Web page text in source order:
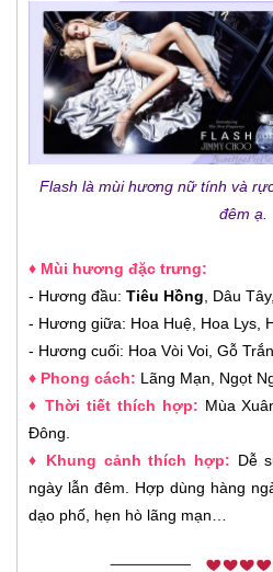
Flash là mùi hương nữ tính và
đêm ạ.
♦ Mùi hương đặc trưng:
- Hương đầu: Tiêu Hồng , Dâu
- Hương giữa: Hoa Huệ, Hoa Lys,
- Hương cuối: Hoa Vòi Voi, Gỗ
♦ Phong cách: Lãng Mạn, Ngọt
♦ Thời tiết thích hợp: Mùa
Đông.
♦ Khung cảnh thích hợp: Dễ
ngày lẫn đêm. Hợp dùng hàng
dạo phố, hẹn hò lãng mạn…